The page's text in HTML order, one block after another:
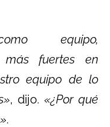
equipo,
más fuertes en
equipo de lo
, dijo. «¿Por qué
.